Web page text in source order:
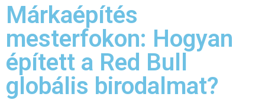
Márkaépítés
mesterfokon: Hogyan
épített a Red Bull
globális birodalmat?